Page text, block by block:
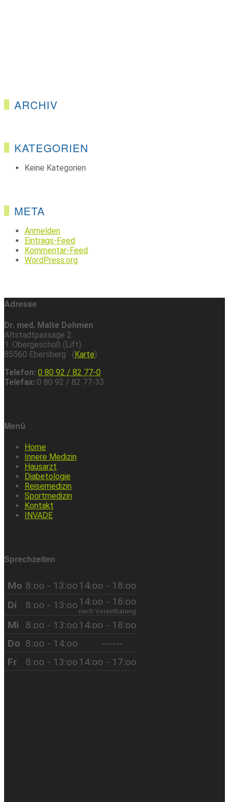
ARCHIV
KATEGORIEN
Keine Kategorien
META
Anmelden
Eintrags-Feed
Kommentar-Feed
WordPress.org
Adresse
Dr. med. Malte Dohmen
Altstadtpassage 2
1. Obergeschoß (Lift)
85560 Ebersberg (Karte)
Telefon: 0 80 92 / 82 77-0
Telefax: 0 80 92 / 82 77-33
Menü
Home
Innere Medizin
Hausarzt
Diabetologie
Reisemedizin
Sportmedizin
Kontakt
INVADE
Sprechzeiten
Mo 8:oo - 13:oo14:oo - 18:oo
Di
8:oo - 13:oo14:oo - 16:oo
nach Vereinbarung
Mi 8:oo - 13:oo14:oo - 18:oo
Do 8:oo - 14:oo
------
Fr
8:oo - 13:oo14:oo - 17:oo